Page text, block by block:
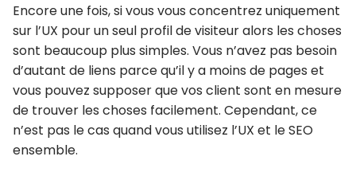
Encore une fois, si vous vous concentrez uniquement
sur l’UX pour un seul profil de visiteur alors les choses
sont beaucoup plus simples. Vous n’avez pas besoin
d’autant de liens parce qu’il y a moins de pages et
vous pouvez supposer que vos client sont en mesure
de trouver les choses facilement. Cependant, ce
n’est pas le cas quand vous utilisez l’UX et le SEO
ensemble.